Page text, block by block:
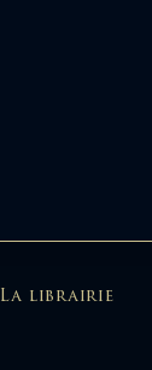
La librairie